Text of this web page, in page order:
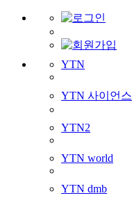
YTN
YTN 사이언스
YTN2
YTN world
YTN dmb